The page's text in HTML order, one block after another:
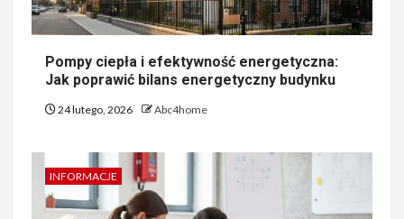
Pompy ciepła i efektywność energetyczna:
Jak poprawić bilans energetyczny budynku
24 lutego, 2026 Abc4home
INFORMACJE